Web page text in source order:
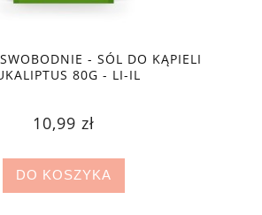
- SÓL DO KĄPIELI
80G - LI-IL
10,99 zł
DO KOSZYKA